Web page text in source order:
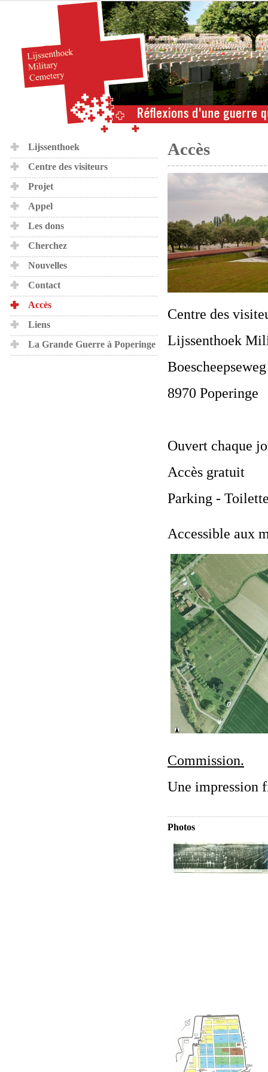
Lijssenthoek
Centre des visiteurs
Projet
Appel
Les dons
Cherchez
Nouvelles
Contact
Accès
Liens
La Grande Guerre à Poperinge
Accès
Centre des
Lijssenthoek
8970 Poperinge
Ouvert chaque
Accès gratuit
Parking -
Accessible aux
Commission.
Une impression
Photos